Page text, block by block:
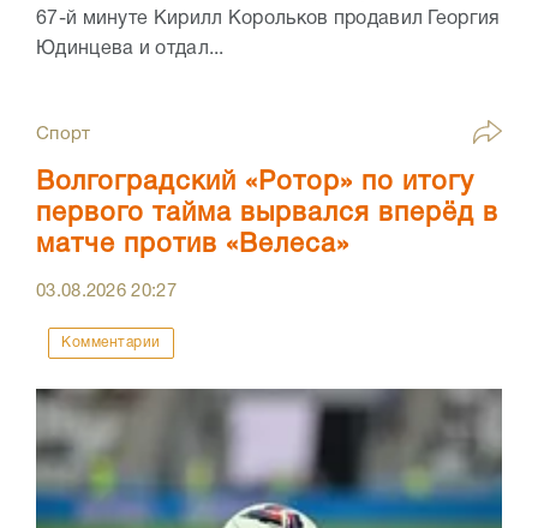
67-й минуте Кирилл Корольков продавил Георгия
Юдинцева и отдал...
Спорт
Волгоградский «Ротор» по итогу
первого тайма вырвался вперёд в
матче против «Велеса»
03.08.202620:27
Комментарии